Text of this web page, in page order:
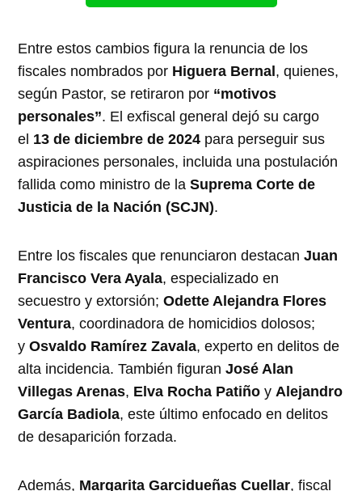
Entre estos cambios figura la renuncia de los
fiscales nombrados por Higuera Bernal, quienes,
según Pastor, se retiraron por “motivos
personales”. El exfiscal general dejó su cargo
el 13 de diciembre de 2024 para perseguir sus
aspiraciones personales, incluida una postulación
fallida como ministro de laSuprema Corte de
Justicia de la Nación (SCJN).
Entre los fiscales que renunciaron destacanJuan
Francisco Vera Ayala, especializado en
secuestro y extorsión;Odette Alejandra Flores
Ventura, coordinadora de homicidios dolosos;
yOsvaldo Ramírez Zavala, experto en delitos de
alta incidencia. También figuranJosé Alan
Villegas Arenas, Elva Rocha Patiño y Alejandro
García Badiola, este último enfocado en delitos
de desaparición forzada.
Además, Margarita Garcidueñas Cuellar, fiscal